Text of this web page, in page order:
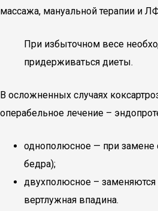
массажа, мануальной терапии и
При избыточном весе
придерживаться диеты.
В осложненных случаях
операбельное лечение –
однополюсное — при замене
бедра);
двухполюсное – заменяются
вертлужная впадина.